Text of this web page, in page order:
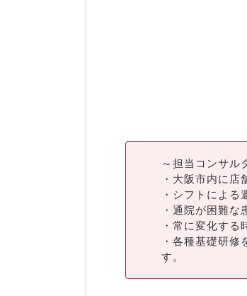
～担当コンサル
・大阪市内に店
・シフトによる
・通院が困難な
・常に変化す
・各種基礎研
す。